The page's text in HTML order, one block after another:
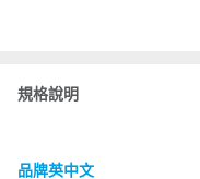
規格說明
品牌英中文